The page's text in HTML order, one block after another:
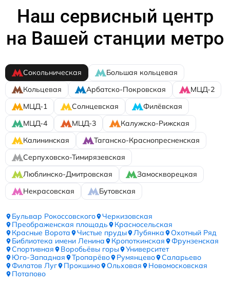
Наш сервисный центр
на Вашей станции метро
Сокольническая
Большая кольцевая
Кольцевая
Арбатско-Покровская
МЦД-2
МЦД-1
Солнцевская
Филёвская
МЦД-4
МЦД-3
Калужско-Рижская
Калининская
Таганско-Краснопресненская
Серпуховско-Тимирязевская
Люблинско-Дмитровская
Замоскворецкая
Некрасовская
Бутовская
Бульвар Рокоссовского
Черкизовская
Преображенская площадь
Красносельская
Красные Ворота
Чистые пруды Лубянка
Охотный Ряд
Библиотека имени Ленина
Кропоткинская
Фрунзенская
Спортивная
Воробьёвы горы
Университет
Юго-Западная
Тропарёво Румянцево
Саларьево
Филатов Луг
Прокшино Ольховая
Новомосковская
Потапово